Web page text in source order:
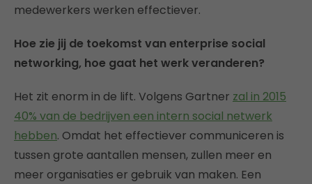
medewerkers werken effectiever.
Hoe zie jij de toekomst van enterprise social
networking, hoe gaat het werk veranderen?
Het zit enorm in de lift. Volgens Gartner zal in 2015
40% van de bedrijven een intern social netwerk
hebben. Omdat het effectiever communiceren is
tussen grote aantallen mensen, zullen meer en
meer organisaties er gebruik van maken. Een